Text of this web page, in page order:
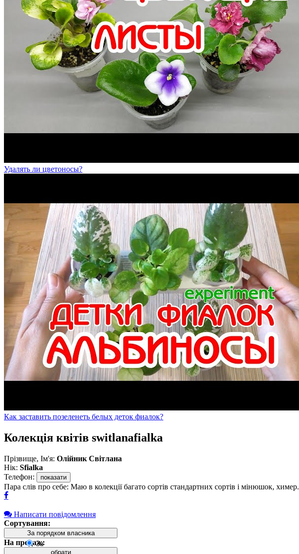
Удалять ли цветоносы?
Как заставить позеленеть белых деток фиалок?
Колекція квітів switlanafialka
Прізвище, Ім'я: Олійник Світлана
Нік: Sfialka
Телефон:
показати
Пара слів про себе: Маю в колекції багато сортів стандартних сортів і мінюшок, химер.
Написати повідомлення
Сортування:
За порядком власника
За
На продаж:
обрати